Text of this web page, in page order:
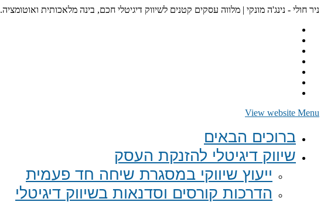
ניר חולי - נינג'ה מונקי | מלווה עסקים קטנים לשיווק דיגיטלי חכם, בינה מלאכותית ואוטומציה.
View website Menu
ברוכים הבאים
שיווק דיגיטלי להזנקת העסק
ייעוץ שיווקי במסגרת שיחה חד פעמית​
הדרכות קורסים וסדנאות בשיווק דיגיטלי